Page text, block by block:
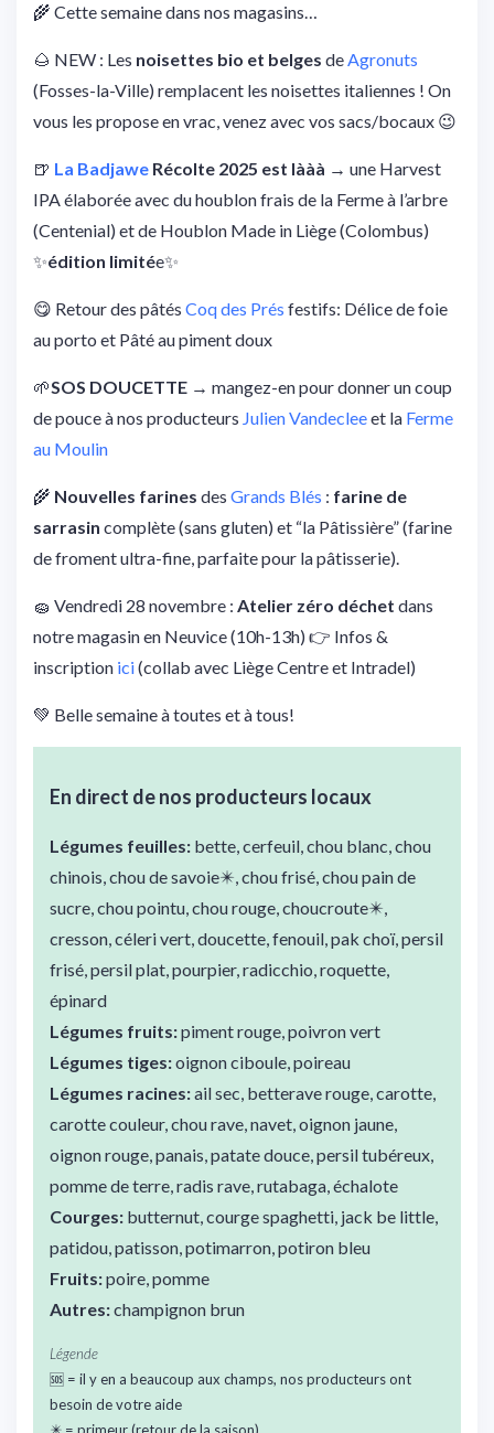
🌾 Cette semaine dans nos magasins…
🌰 NEW : Les noisettes bio et belges deAgronuts
(Fosses-la-Ville) remplacent les noisettes italiennes ! On
vous les propose en vrac, venez avec vos sacs/bocaux 😉
🍺 La Badjawe Récolte 2025 est lààà → une Harvest
IPA élaborée avec du houblon frais de la Ferme à l’arbre
(Centenial) et de Houblon Made in Liège (Colombus)
✨édition limitée✨
😋 Retour des pâtés Coq des Prés festifs: Délice de foie
au porto et Pâté au piment doux
🌱SOS DOUCETTE → mangez-en pour donner un coup
de pouce à nos producteurs Julien Vandecleeet la Ferme
au Moulin
🌾 Nouvelles farines des Grands Blés : farine de
sarrasin complète (sans gluten) et “la Pâtissière” (farine
de froment ultra-fine, parfaite pour la pâtisserie).
🧽 Vendredi 28 novembre : Atelier zéro déchet dans
notre magasin en Neuvice (10h-13h) 👉 Infos &
inscription ici(collab avec Liège Centre et Intradel)
💚 Belle semaine à toutes et à tous!
En direct de nos producteurs locaux
Légumes feuilles: bette, cerfeuil, chou blanc, chou
chinois, chou de savoie✴️, chou frisé, chou pain de
sucre, chou pointu, chou rouge, choucroute✴️,
cresson, céleri vert, doucette, fenouil, pak choï, persil
frisé, persil plat, pourpier, radicchio, roquette,
épinard
Légumes fruits:piment rouge, poivron vert
Légumes tiges:oignon ciboule, poireau
Légumes racines:ail sec, betterave rouge, carotte,
carotte couleur, chou rave, navet, oignon jaune,
oignon rouge, panais, patate douce, persil tubéreux,
pomme de terre, radis rave, rutabaga, échalote
Courges: butternut, courge spaghetti, jack be little,
patidou, patisson, potimarron, potiron bleu
Fruits:poire, pomme
Autres:champignon brun
Légende
🆘 = il y en a beaucoup aux champs, nos producteurs ont
besoin de votre aide